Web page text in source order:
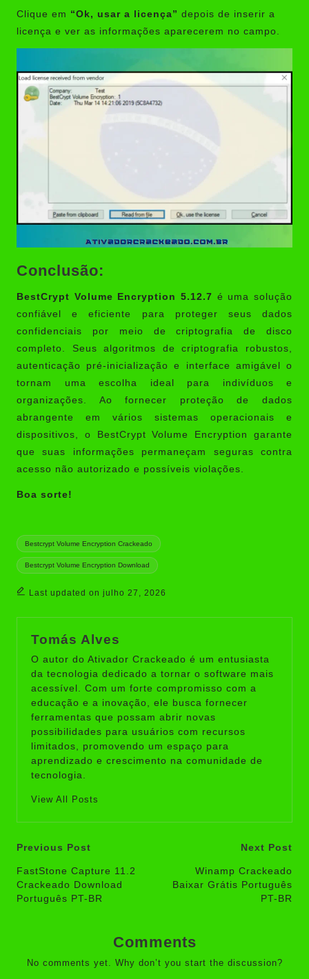
Clique em “Ok, usar a licença” depois de inserir a
licença e ver as informações aparecerem no campo.
Conclusão:
BestCrypt Volume Encryption 5.12.7 é uma solução
confiável e eficiente para proteger seus dados
confidenciais por meio de criptografia de disco
completo. Seus algoritmos de criptografia robustos,
autenticação pré-inicialização e interface amigável o
tornam uma escolha ideal para indivíduos e
organizações. Ao fornecer proteção de dados
abrangente em vários sistemas operacionais e
dispositivos, o BestCrypt Volume Encryption garante
que suas informações permaneçam seguras contra
acesso não autorizado e possíveis violações.
Boa sorte!
Tags:
Bestcrypt Volume Encryption Crackeado
Bestcrypt Volume Encryption Download
Last updated on julho 27, 2026
Tomás Alves
O autor do Ativador Crackeado é um entusiasta
da tecnologia dedicado a tornar o software mais
acessível. Com um forte compromisso com a
educação e a inovação, ele busca fornecer
ferramentas que possam abrir novas
possibilidades para usuários com recursos
limitados, promovendo um espaço para
aprendizado e crescimento na comunidade de
tecnologia.
View All Posts
Post
navigation
Previous Post
FastStone Capture 11.2
Crackeado Download
Português PT-BR
Next Post
Winamp Crackeado
Baixar Grátis Português
PT-BR
Comments
No comments yet. Why don’t you start the discussion?